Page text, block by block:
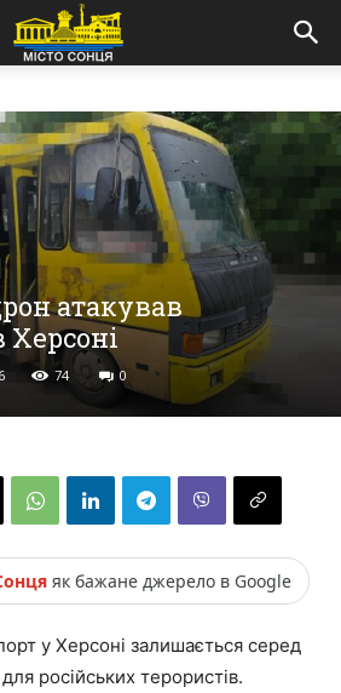
атакував
74 0
як бажане джерело в Google
у Херсоні залишається серед
російських терористів.